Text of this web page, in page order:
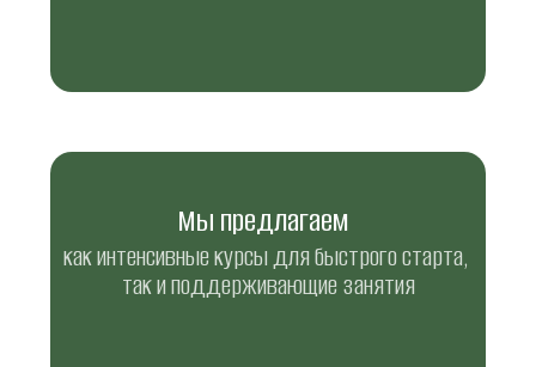
Мы предлагаем
как интенсивные курсы для быстрого старта,
так и поддерживающие занятия